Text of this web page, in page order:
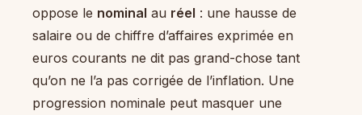
oppose le nominal au réel : une hausse de
salaire ou de chiffre d’affaires exprimée en
euros courants ne dit pas grand-chose tant
qu’on ne l’a pas corrigée de l’inflation. Une
progression nominale peut masquer une